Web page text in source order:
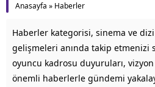
Anasayfa » Haberler
Haberler kategorisi, sinema ve
gelişmeleri anında takip etmenizi
oyuncu kadrosu duyuruları,
önemli haberlerle gündemi